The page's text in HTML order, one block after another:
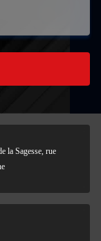
la Sagesse, rue